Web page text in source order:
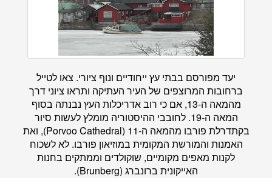
יעד מפורסם בבתי עץ ייחודיים ונוף ציורי. צאו לטייל
ברחובות המרוצפים של העיר העתיקה ותראו ציוני דרך
מהמאה ה-13, אם כי רוב אדריכלות העץ נבנתה בסוף
המאה ה-19. לחובבי ההיסטוריה מומלץ לעשות סיור
בקתדרלת פורבו מהמאה ה-11 (Porvoo Cathedral), ואת
האמנות והמורשת המקומית במוזיאון פורבו. לא לשכוח
לקנות מאפים מקומיים, שוקולדים וממתקים בחנות
האייקונית ברונברג (Brunberg).